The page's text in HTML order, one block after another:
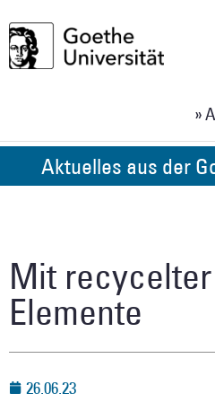
»
Aktuelles aus der
Mit
Elemente
26.06.23